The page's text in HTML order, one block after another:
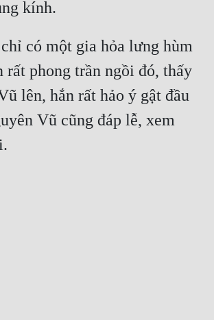
có một gia hỏa lưng hùm
rất phong trần ngồi đó, thấy
lên, hắn rất hảo ý gật đầu
Vũ cũng đáp lễ, xem